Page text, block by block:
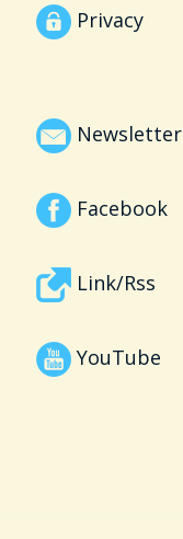
Privacy
Newsletter
Facebook
Link/Rss
YouTube